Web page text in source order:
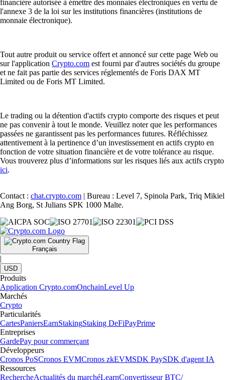
financière autorisée à émettre des monnaies électroniques en vertu de
l'annexe 3 de la loi sur les institutions financières (institutions de
monnaie électronique).
Tout autre produit ou service offert et annoncé sur cette page Web ou
sur l'application Crypto.com est fourni par d'autres sociétés du groupe
et ne fait pas partie des services réglementés de Foris DAX MT
Limited ou de Foris MT Limited.
Le trading ou la détention d'actifs crypto comporte des risques et peut
ne pas convenir à tout le monde. Veuillez noter que les performances
passées ne garantissent pas les performances futures. Réfléchissez
attentivement à la pertinence d’un investissement en actifs crypto en
fonction de votre situation financière et de votre tolérance au risque.
Vous trouverez plus d’informations sur les risques liés aux actifs crypto
ici.
Contact : chat.crypto.com | Bureau : Level 7, Spinola Park, Triq Mikiel
Ang Borg, St Julians SPK 1000 Malte.
Français
|
USD
Produits
Application Crypto.comOnchainLevel Up
Marchés
Crypto
Particularités
CartesPaniersEarnStakingStaking DeFiPayPrime
Entreprises
GardePay pour commerçant
Développeurs
Cronos PoSCronos EVMCronos zkEVMSDK PaySDK d'agent IA
Ressources
RechercheActualités du marchéLearnConvertisseur BTC/